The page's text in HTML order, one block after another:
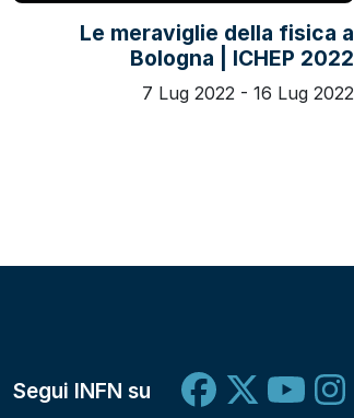
Le meraviglie della fisica a
Bologna | ICHEP 2022
7 Lug 2022 - 16 Lug 2022
Segui INFN su